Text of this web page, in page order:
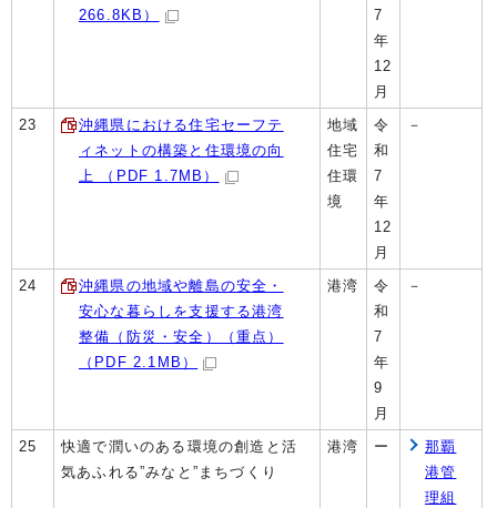
266.8KB）
7
年
12
月
23
沖縄県における住宅セーフテ
ィネットの構築と住環境の向
上 （PDF 1.7MB）
地域
住宅
住環
境
令
和
7
年
12
月
－
24
沖縄県の地域や離島の安全・
安心な暮らしを支援する港湾
整備（防災・安全）（重点）
（PDF 2.1MB）
港湾
令
和
7
年
9
月
－
25
快適で潤いのある環境の創造と活
気あふれる”みなと”まちづくり
港湾 ー
那覇
港管
理組